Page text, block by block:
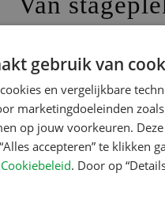
Isis begon in februari
inmiddels al even in
meer over haar werk
jubileumproject
Lees verder
gebruik van
en vergelijkbare
marketingdoeleinden
op jouw voorkeuren.
accepteren” te klikken
Cookiebeleid. Door op